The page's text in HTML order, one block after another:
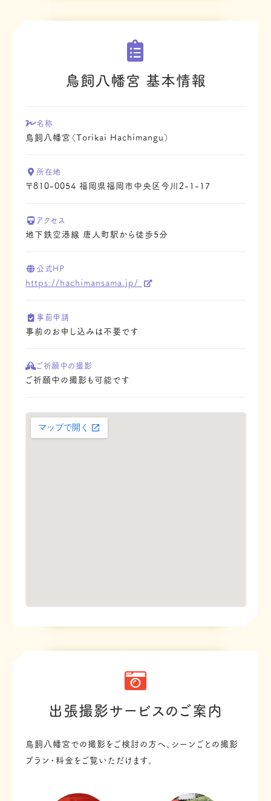
鳥飼八幡宮 基本情報
名称
鳥飼八幡宮（Torikai Hachimangu）
所在地
〒810-0054 福岡県福岡市中央区今川2-1-17
アクセス
地下鉄空港線 唐人町駅から徒歩5分
公式HP
https://hachimansama.jp/
事前申請
事前のお申し込みは不要です
ご祈願中の撮影
ご祈願中の撮影も可能です
出張撮影サービスのご案内
鳥飼八幡宮での撮影をご検討の方へ、シーンごとの撮影
プラン・料金をご覧いただけます。